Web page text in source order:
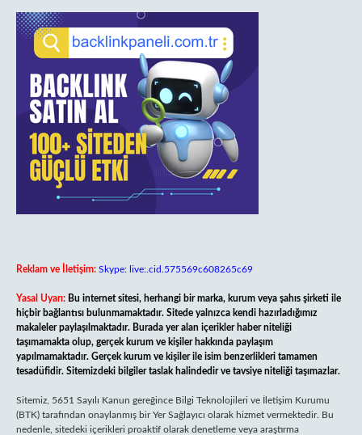
Reklam ve İletişim: Skype: live:.cid.575569c608265c69
Yasal Uyarı: Bu internet sitesi, herhangi bir marka, kurum veya şahıs şirketi ile
hiçbir bağlantısı bulunmamaktadır. Sitede yalnızca kendi hazırladığımız
makaleler paylaşılmaktadır. Burada yer alan içerikler haber niteliği
taşımamakta olup, gerçek kurum ve kişiler hakkında paylaşım
yapılmamaktadır. Gerçek kurum ve kişiler ile isim benzerlikleri tamamen
tesadüfidir. Sitemizdeki bilgiler taslak halindedir ve tavsiye niteliği taşımazlar.
Sitemiz, 5651 Sayılı Kanun gereğince Bilgi Teknolojileri ve İletişim Kurumu
(BTK) tarafından onaylanmış bir Yer Sağlayıcı olarak hizmet vermektedir. Bu
nedenle, sitedeki içerikleri proaktif olarak denetleme veya araştırma